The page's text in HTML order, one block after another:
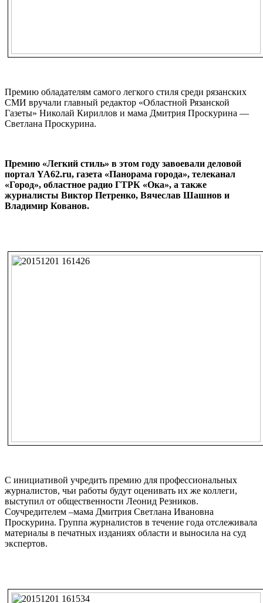
Премию обладателям самого легкого стиля среди рязанских
СМИ вручали главный редактор «Областной Рязанской
Газеты» Николай Кириллов и мама Дмитрия Проскурина —
Светлана Проскурина.
Премию «Легкий стиль» в этом году завоевали деловой
портал YA62.ru, газета «Панорама города», телеканал
«Город», областное радио ГТРК «Ока», а также
журналисты Виктор Петренко, Вячеслав Шашнов и
Владимир Кованов.
С инициативой учредить премию для профессиональных
журналистов, чьи работы будут оценивать их же коллеги,
выступил от общественности Леонид Резников.
Соучредителем –мама Дмитрия Светлана Ивановна
Проскурина. Группа журналистов в течение года отслеживала
материалы в печатных изданиях области и выносила на суд
экспертов.